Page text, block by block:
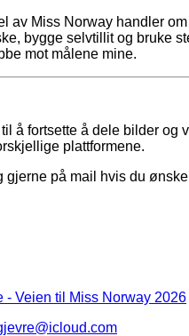
av Miss Norway handler
bygge selvtillit og bruke
mot målene mine.
å fortsette å dele bilder og
plattformene.
gjerne på mail hvis du
- Veien til Miss Norway 2026